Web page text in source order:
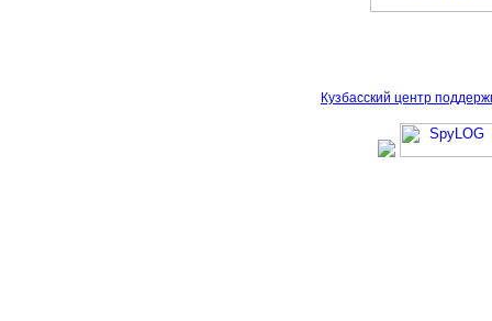
Кузбасский центр